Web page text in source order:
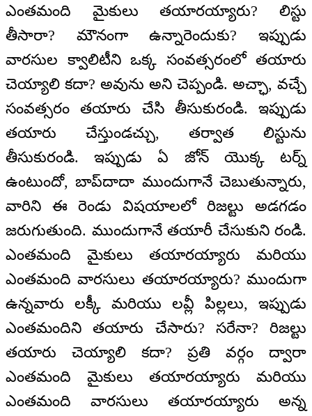
ఎంతమంది మైకులు తయారయ్యారు? లిస్టు
తీసారా? మౌనంగా ఉన్నారెందుకు? ఇప్పుడు
వారసుల క్వాలిటీని ఒక్క సంవత్సరంలో తయారు
చెయ్యాలి కదా? అవును అని చెప్పండి. అచ్ఛా, వచ్చే
సంవత్సరం తయారు చేసి తీసుకురండి. ఇప్పుడు
తయారు చేస్తుండచ్చు, తర్వాత లిస్టును
తీసుకురండి. ఇప్పుడు ఏ జోన్‌ యొక్క టర్న్‌
ఉంటుందో, బాప్‌దాదా ముందుగానే చెబుతున్నారు,
వారిని ఈ రెండు విషయాలలో రిజల్టు అడగడం
జరుగుతుంది. ముందుగానే తయారీ చేసుకుని రండి.
ఎంతమంది మైకులు తయారయ్యారు మరియు
ఎంతమంది వారసులు తయారయ్యారు? ముందుగా
ఉన్నవారు లక్కీ మరియు లవ్లీ పిల్లలు, ఇప్పుడు
ఎంతమందిని తయారు చేసారు? సరేనా? రిజల్టు
తయారు చెయ్యాలి కదా? ప్రతి వర్గం ద్వారా
ఎంతమంది మైకులు తయారయ్యారు మరియు
ఎంతమంది వారసులు తయారయ్యారు అన్న